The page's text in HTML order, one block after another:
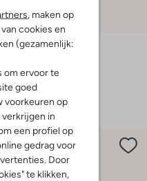
, maken op
cookies en
(gezamenlijk:
om ervoor te
goed
voorkeuren op
in
een profiel op
gedrag voor
Door
te klikken,
-20%
New Balance
€ 119,99 € 95,99
+ meer kleuren